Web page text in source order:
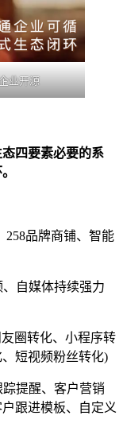
业开源
四要素必要的系
258品牌商铺、智能
自媒体持续强力
圈转化、小程序转
短视频粉丝转化)
提醒、客户营销
跟进模板、自定义